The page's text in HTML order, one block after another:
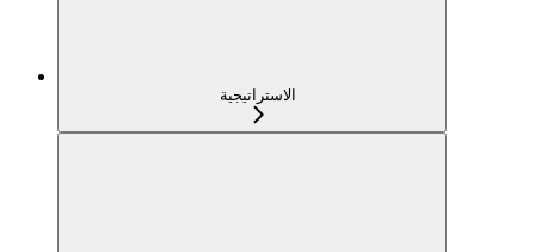
الاستراتيجية